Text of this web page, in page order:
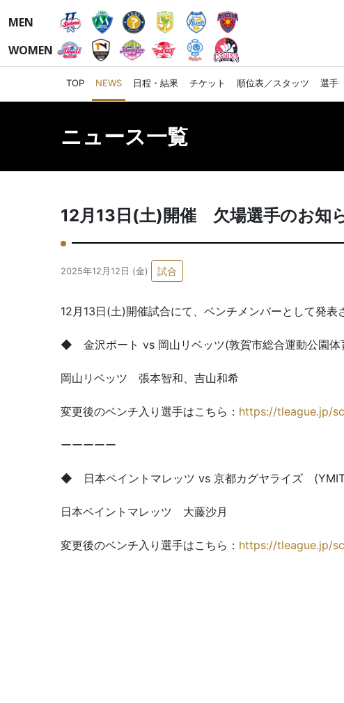
MEN
WOMEN
TOP NEWS 日程・結果 チケット 順位表／スタッツ 選手
ニュース一覧
12月13日(土)開催 欠場選手のお知
2025年12月12日 (金) 試合
12月13日(土)開催試合にて、ベンチメンバーとして発
◆ 金沢ポート vs 岡山リベッツ(敦賀市総合運動公園体
岡山リベッツ 張本智和、吉山和希
変更後のベンチ入り選手はこちら： https://tleague.jp/
ーーーーー
◆ 日本ペイントマレッツ vs 京都カグヤライズ (YMIT
日本ペイントマレッツ 大藤沙月
変更後のベンチ入り選手はこちら： https://tleague.jp/